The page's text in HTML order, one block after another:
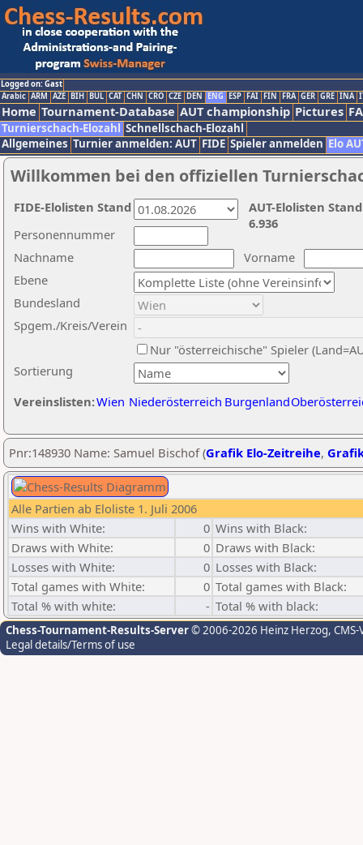
Logged on: Gast
Arabic ARM AZE BIH BUL CAT CHN CRO CZE DEN ENG ESP FAI FIN FRA GER GRE INA
Home Tournament-Database AUT championship Pictures
Turnierschach-Elozahl Schnellschach-Elozahl
Allgemeines Turnier anmelden: AUT FIDE Spieler anmelden Elo
Willkommen bei den offiziellen
Nachname
Vorname
Ebene
Sortierung
Personennummer
Bundesland
Spgem./Kreis/Verein
Nur "österreichische" Spieler
Vereinslisten:Wien Niederösterreich Burgenland
AUT-Elolisten
6.936
FIDE-Elolisten Stand
Pnr:148930 Name: Samuel Bischof (Grafik Elo-Zeitreihe,
Alle Partien ab Eloliste 1. Juli 2006
Wins with White:
0 Wins with Black:
Draws with White:
0 Draws with Black:
Losses with White:
0 Losses with Black:
Total games with White:
0 Total games with Black:
Total % with white:
- Total % with black:
Chess-Tournament-Results-Server© 2006-2026 Heinz Herzog,
Legal details/Terms of use